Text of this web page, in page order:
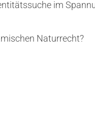
im
Naturrecht?